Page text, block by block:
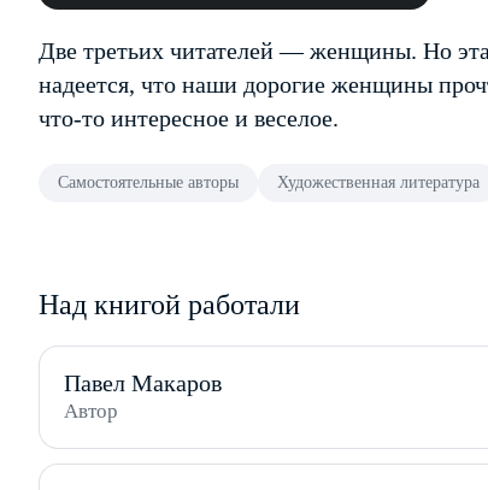
Две третьих читателей — женщины. Но
надеется, что наши дорогие женщины
что-то интересное и веселое.
Самостоятельные авторы Художественная литература
Над книгой работали
Павел Макаров
Автор